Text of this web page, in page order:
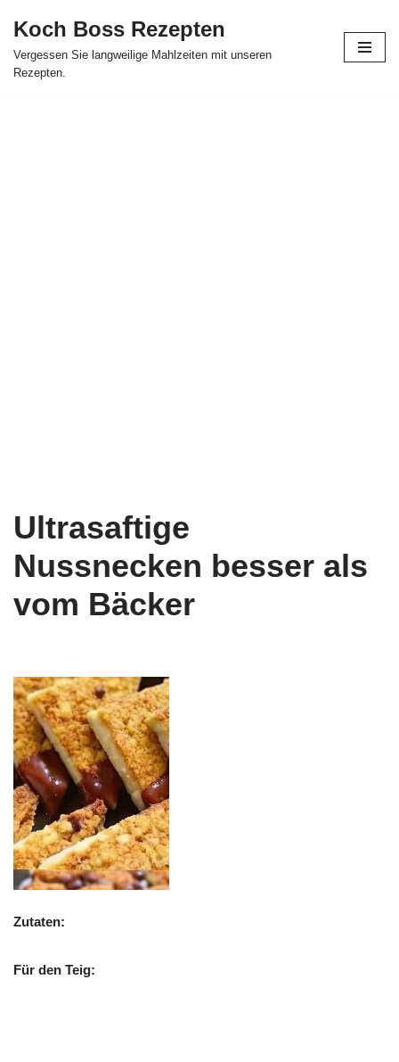
Skip
to
Koch Boss Rezepten
Vergessen Sie langweilige Mahlzeiten mit unseren
Rezepten.
Ultrasaftige
Nussnecken besser als
vom Bäcker
Zutaten:
Für den Teig: